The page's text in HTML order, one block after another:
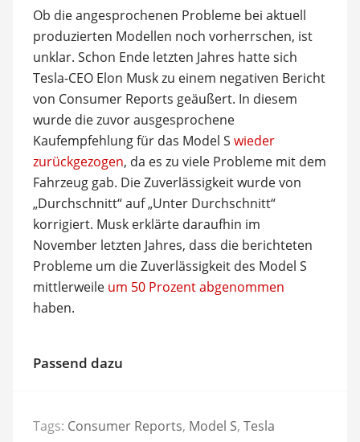
Ob die angesprochenen Probleme bei aktuell
produzierten Modellen noch vorherrschen, ist
unklar. Schon Ende letzten Jahres hatte sich
Tesla-CEO Elon Musk zu einem negativen Bericht
von Consumer Reports geäußert. In diesem
wurde die zuvor ausgesprochene
Kaufempfehlung für das Model S wieder
zurückgezogen, da es zu viele Probleme mit dem
Fahrzeug gab. Die Zuverlässigkeit wurde von
„Durchschnitt“ auf „Unter Durchschnitt“
korrigiert. Musk erklärte daraufhin im
November letzten Jahres, dass die berichteten
Probleme um die Zuverlässigkeit des Model S
mittlerweile um 50 Prozent abgenommen
haben.
Passend dazu
Tags: Consumer Reports, Model S, Tesla